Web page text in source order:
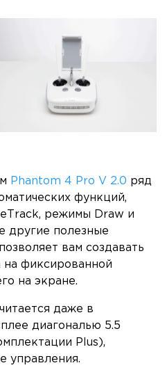
Phantom 4 Pro V 2.0 ряд
функций,
режимы Draw и
другие полезные
вам создавать
фиксированной
на экране.
даже в
диагональю 5.5
Plus),
управления.